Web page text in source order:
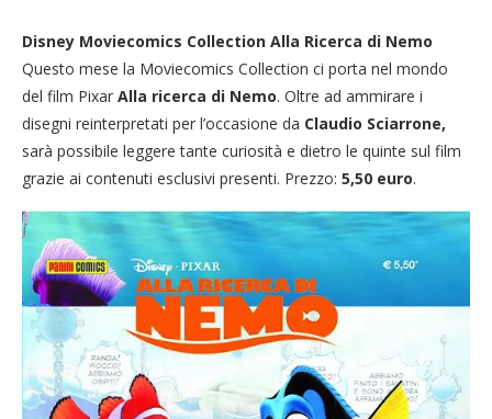
Disney Moviecomics Collection Alla Ricerca di Nemo
Questo mese la Moviecomics Collection ci porta nel mondo
del film Pixar Alla ricerca di Nemo. Oltre ad ammirare i
disegni reinterpretati per l’occasione da Claudio Sciarrone,
sarà possibile leggere tante curiosità e dietro le quinte sul film
grazie ai contenuti esclusivi presenti. Prezzo: 5,50 euro.